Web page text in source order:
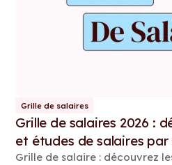
Grille de salaires
Grille de salaires 2026 :
et études de salaires par
Grille de salaire : découvrez